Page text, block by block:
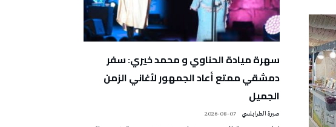
سهرة ميادة الحناوي و محمد خيري: سفر
دمشقي ممتع أعاد الجمهور لأغاني الزمن
الجميل
صبرة الطرابلسي 2026-08-07